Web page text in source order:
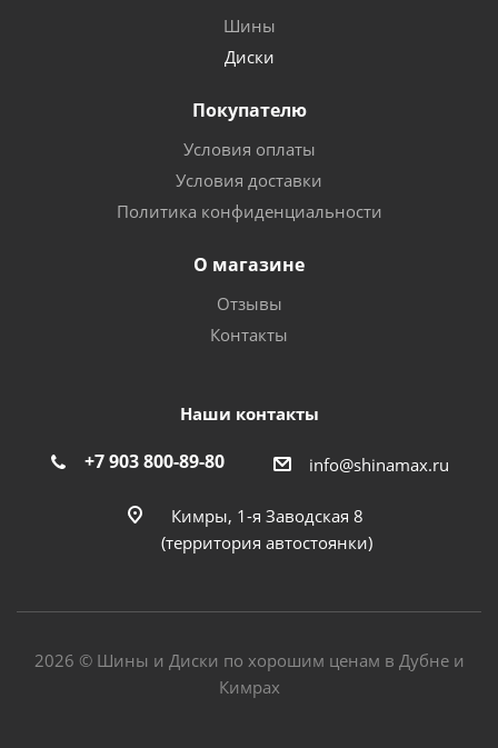
Шины
Диски
Покупателю
Условия оплаты
Условия доставки
Политика конфиденциальности
О магазине
Отзывы
Контакты
Наши контакты
+7 903 800-89-80 info@shinamax.ru
Кимры, 1-я Заводская 8
(территория автостоянки)
2026 © Шины и Диски по хорошим ценам в Дубне и
Кимрах